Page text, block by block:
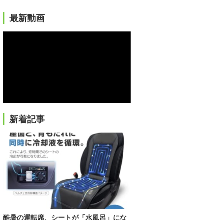
最新動画
新着記事
酷暑の運転席、シートが「水風呂」にな